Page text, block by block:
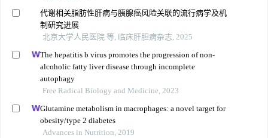
代谢相关脂肪性肝病与胰腺癌风险关联的流行病学及机
制研究进展
北京大学人民医院 等, 临床肝胆病杂志, 2025
The hepatitis b virus promotes the progression of non-
alcoholic fatty liver disease through incomplete
autophagy
Free Radical Biology and Medicine, 2023
Glutamine metabolism in macrophages: a novel target for
obesity/type 2 diabetes
Advances in Nutrition, 2019